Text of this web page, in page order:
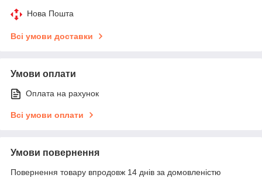
Нова Пошта
Всі умови доставки
Умови оплати
Оплата на рахунок
Всі умови оплати
Умови повернення
Повернення товару впродовж 14 днів за домовленістю